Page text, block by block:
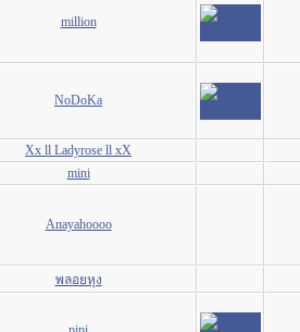
million
NoDoKa
Xx ll Ladyrose ll xX
mini
Anayahoooo
พลอยหุง